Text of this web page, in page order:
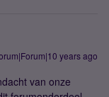
years ago
van onze